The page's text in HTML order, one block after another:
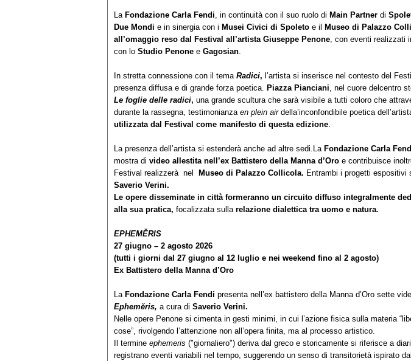
La Fondazione Carla Fendi, in continuità con il suo ruolo di Main Partner di
Due Mondi e in sinergia con i Musei Civici di Spoleto e il Museo di Palazzo
all’omaggio reso dal Festival all’artista Giuseppe Penone, con eventi realizzati
con lo Studio Penone e Gagosian.
In stretta connessione con il tema Radici, l’artista si inserisce nel contesto del
presenza diffusa e di grande forza poetica. Piazza Pianciani, nel cuore delcentro
Le foglie delle radici, una grande scultura che sarà visibile a tutti coloro che
durante la rassegna, testimonianza en plein airdella’inconfondibile poetica
utilizzata dal Festival come manifesto di questa edizione.
La presenza dell’artista si estenderà anche ad altre sedi.La Fondazione Carla
mostra di video allestita nell’ex Battistero della Manna d’Oro e contribuisce
Festival realizzerà nel
Museo di Palazzo Collicola. Entrambi i progetti espositivi
Saverio Verini.
Le opere disseminate in città formeranno un circuito diffuso integralmente
alla sua pratica, focalizzata sullarelazione dialettica tra uomo e natura.
EPHEMĔRIS
27 giugno – 2 agosto 2026
(tutti i giorni dal 27 giugno al 12 luglio e nei weekend fino al 2 agosto)
Ex Battistero della Manna d’Oro
La Fondazione Carla Fendi presenta nell’ex battistero della Manna d’Oro sette
Epheměris, a cura di Saverio Verini.
Nelle opere Penone si cimenta in gesti minimi, in cui l’azione fisica sulla materia
cose”, rivolgendo l’attenzione non all’opera finita, ma al processo artistico.
Il termine ephemeris ("giornaliero") deriva dal greco e storicamente si riferisce a
registrano eventi variabili nel tempo, suggerendo un senso di transitorietà ispirato